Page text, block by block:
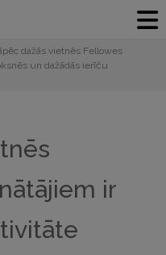
dažās vietnēs Fellowes
un dažādās ierīču
ir